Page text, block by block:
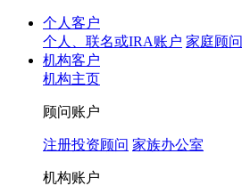
个人客户
个人、联名或IRA账户 家庭顾问
机构客户
机构主页
顾问账户
注册投资顾问 家族办公室
机构账户